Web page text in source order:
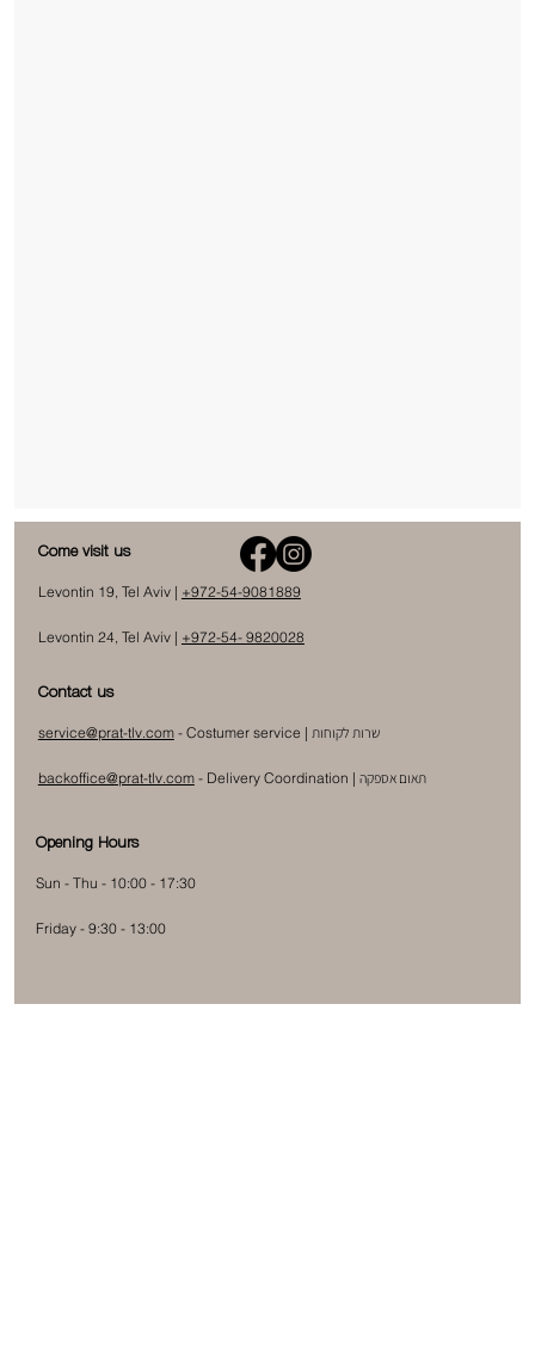
Come visit us
Levontin 19, Tel Aviv | +972-54-9081889
Levontin 24, Tel Aviv | +972-54- 9820028
Contact us
service@prat-tlv.com- Costumer service | שרות לקוחות
backoffice@prat-tlv.com- Delivery Coordination | תאום אספקה
Opening Hours
Sun - Thu - 10:00 - 17:30
Friday - 9:30 - 13:00